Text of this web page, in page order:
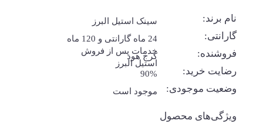
نام برند: سینک استیل البرز
گارانتی:
24 ماه گارانتی و 120 ماه
خدمات پس از فروش
استیل البرز
فروشنده: کرج هود
رضایت خرید: 90%
وضعیت موجودی: موجود است
ویژگی‌های محصول